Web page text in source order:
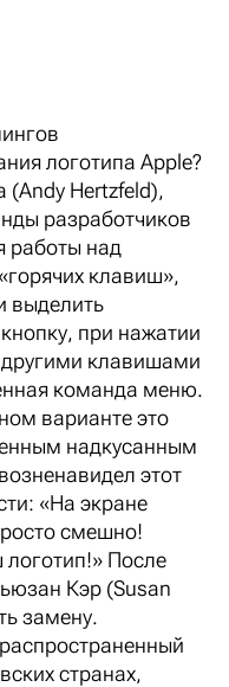
логотипа Apple?
Hertzfeld),
разработчиков
работы над
клавиш»,
выделить
при нажатии
клавишами
команда меню.
варианте это
надкусанным
этот
«На экране
смешно!
После
Кэр (Susan
замену.
странах,